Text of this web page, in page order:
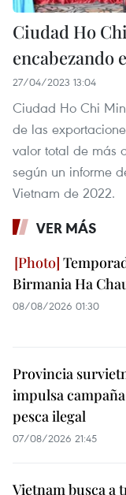
Ciudad Ho
encabezando
27/04/2023 13:04
Ciudad Ho Chi
de las
valor total de más
según un informe
Vietnam de 2022.
VER MÁS
Birmania Ha
08/08/2026 01:30
Provincia
impulsa
pesca ilegal
07/08/2026 21:45
Vietnam busca a